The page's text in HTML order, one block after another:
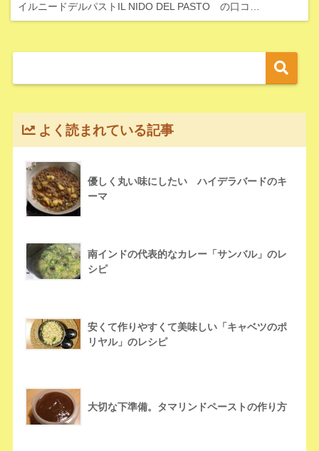
イルニードデルパストIL NIDO DEL PASTO の口コ…
よく読まれている記事
優しく丸い味にしたい ハイデラバードのキ
ーマ
南インドの代表的なカレー「サンバル」のレ
シピ
安くて作りやすくて美味しい「キャベツのポ
リヤル」のレシピ
大切な下準備。タマリンドペーストの作り方